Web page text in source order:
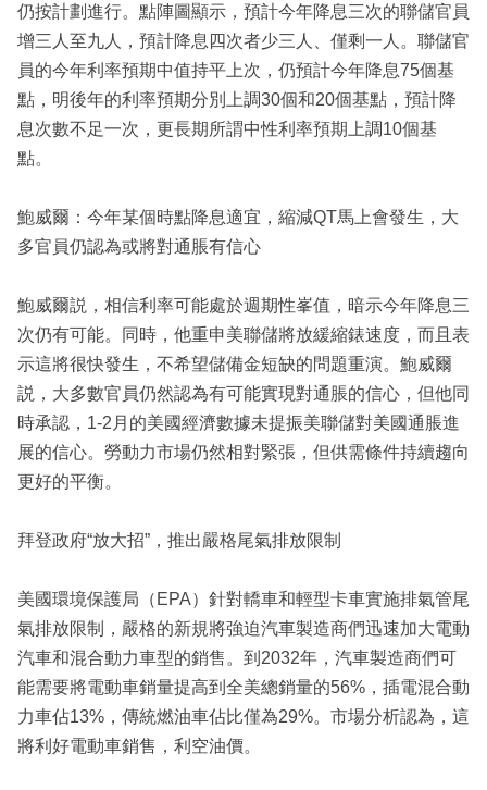
仍按計劃進行。點陣圖顯示，預計今年降息三次的聯儲官員
增三人至九人，預計降息四次者少三人、僅剩一人。聯儲官
員的今年利率預期中值持平上次，仍預計今年降息75個基
點，明後年的利率預期分別上調30個和20個基點，預計降
息次數不足一次，更長期所謂中性利率預期上調10個基
點。
鮑威爾：今年某個時點降息適宜，縮減QT馬上會發生，大
多官員仍認為或將對通脹有信心
鮑威爾説，相信利率可能處於週期性峯值，暗示今年降息三
次仍有可能。同時，他重申美聯儲將放緩縮錶速度，而且表
示這將很快發生，不希望儲備金短缺的問題重演。鮑威爾
説，大多數官員仍然認為有可能實現對通脹的信心，但他同
時承認，1-2月的美國經濟數據未提振美聯儲對美國通脹進
展的信心。勞動力市場仍然相對緊張，但供需條件持續趨向
更好的平衡。
拜登政府“放大招”，推出嚴格尾氣排放限制
美國環境保護局（EPA）針對轎車和輕型卡車實施排氣管尾
氣排放限制，嚴格的新規將強迫汽車製造商們迅速加大電動
汽車和混合動力車型的銷售。到2032年，汽車製造商們可
能需要將電動車銷量提高到全美總銷量的56%，插電混合動
力車佔13%，傳統燃油車佔比僅為29%。市場分析認為，這
將利好電動車銷售，利空油價。